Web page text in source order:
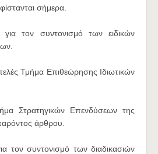
σήμερα.
τον συντονισμό των ειδικών
Τμήμα Επιθεώρησης Ιδιωτικών
Στρατηγικών Επενδύσεων της
άρθρου.
τον συντονισμό των διαδικασιών